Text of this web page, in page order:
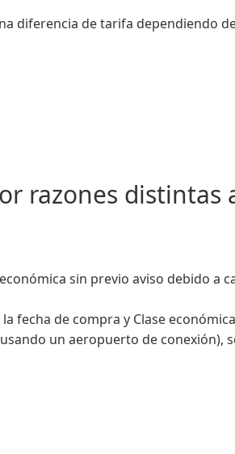
diferencia de tarifa dependiendo
razones distintas
sin previo aviso debido a
de compra y Clase
un aeropuerto de conexión),